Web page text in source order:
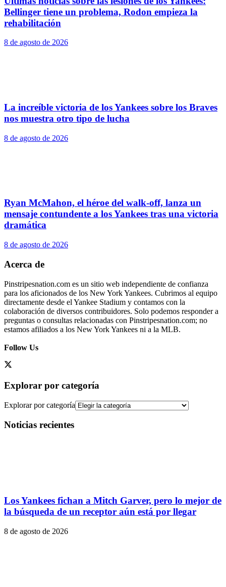
Bellinger tiene un problema, Rodon empieza la
rehabilitación
8 de agosto de 2026
La increíble victoria de los Yankees sobre los Braves
nos muestra otro tipo de lucha
8 de agosto de 2026
Ryan McMahon, el héroe del walk-off, lanza un
mensaje contundente a los Yankees tras una victoria
dramática
8 de agosto de 2026
Acerca de
Pinstripesnation.com es un sitio web independiente de confianza
para los aficionados de los New York Yankees. Cubrimos al equipo
directamente desde el Yankee Stadium y contamos con la
colaboración de diversos contribuidores. Solo podemos responder a
preguntas o consultas relacionadas con Pinstripesnation.com; no
estamos afiliados a los New York Yankees ni a la MLB.
Follow Us
Explorar por categoría
Explorar por categoría
Noticias recientes
Los Yankees fichan a Mitch Garver, pero lo mejor de
la búsqueda de un receptor aún está por llegar
8 de agosto de 2026